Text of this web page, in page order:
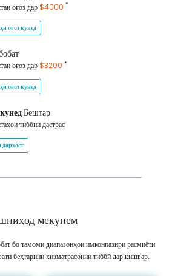
оғоз дар$4000 *
оғоз кунед
оғоз дар$3200 *
оғоз кунед
Бештар
тиббии дастрас
мекунем
бо тамоми диапазонҳои имконпазири расмиёти
беҳтарини хизматрасонии тиббӣ дар кишвар.